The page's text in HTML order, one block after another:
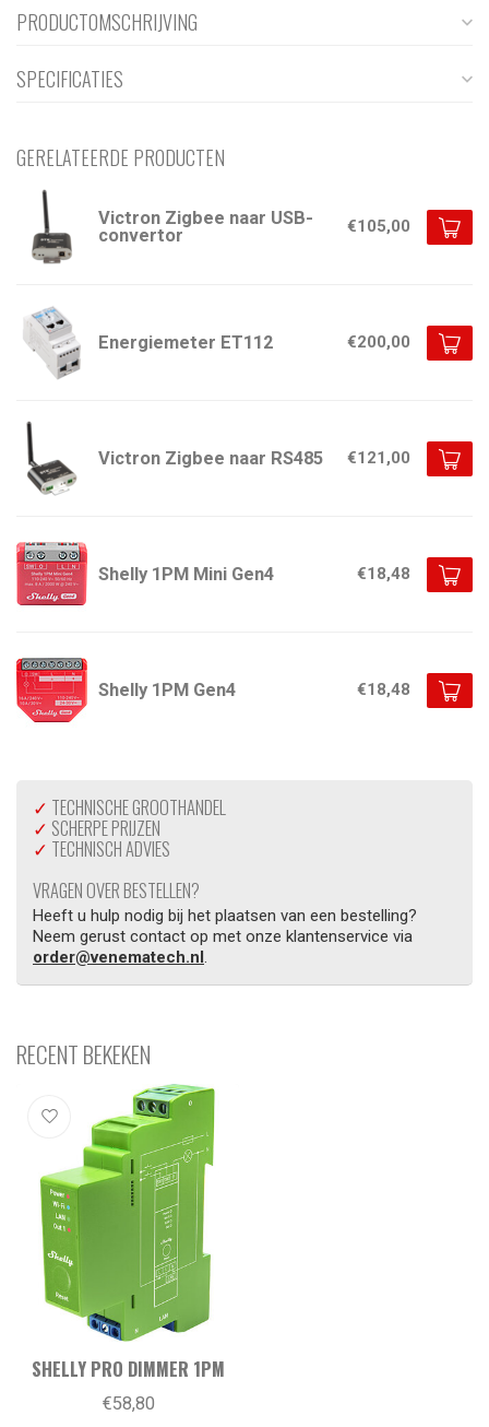
PRODUCTOMSCHRIJVING
SPECIFICATIES
GERELATEERDE PRODUCTEN
Victron Zigbee naar USB-
convertor
€105,00
Energiemeter ET112 €200,00
Victron Zigbee naar RS485 €121,00
Shelly 1PM Mini Gen4 €18,48
Shelly 1PM Gen4 €18,48
✓ TECHNISCHE GROOTHANDEL
✓ SCHERPE PRIJZEN
✓ TECHNISCH ADVIES
VRAGEN OVER BESTELLEN?
Heeft u hulp nodig bij het plaatsen van een bestelling?
Neem gerust contact op met onze klantenservice via
order@venematech.nl.
RECENT BEKEKEN
SHELLY PRO DIMMER 1PM
€58,80